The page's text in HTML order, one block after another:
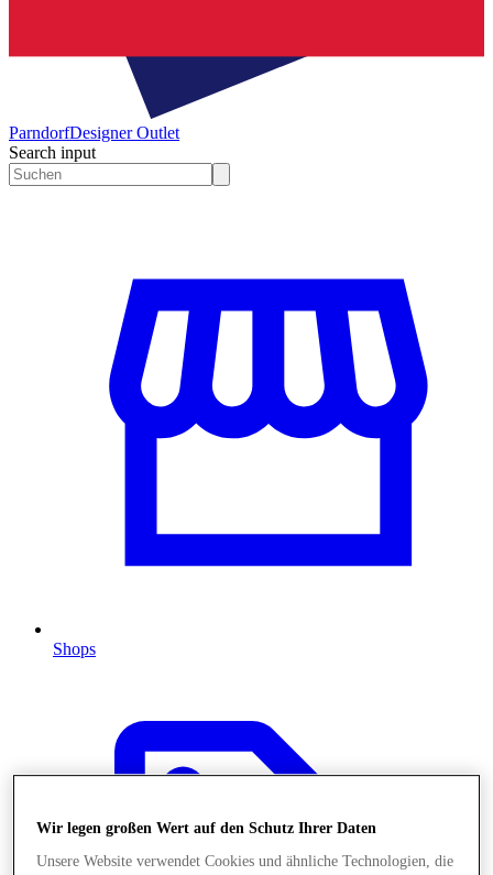
ParndorfDesigner Outlet
Search input
Shops
Wir legen großen Wert auf den Schutz Ihrer Daten
Unsere Website verwendet Cookies und ähnliche Technologien, die